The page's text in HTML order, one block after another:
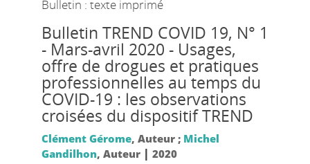
Bulletin : texte imprimé
Bulletin TREND COVID 19, N° 1
- Mars-avril 2020 - Usages,
offre de drogues et pratiques
professionnelles au temps du
COVID-19 : les observations
croisées du dispositif TREND
Clément Gérome, Auteur ; Michel
Gandilhon, Auteur | 2020